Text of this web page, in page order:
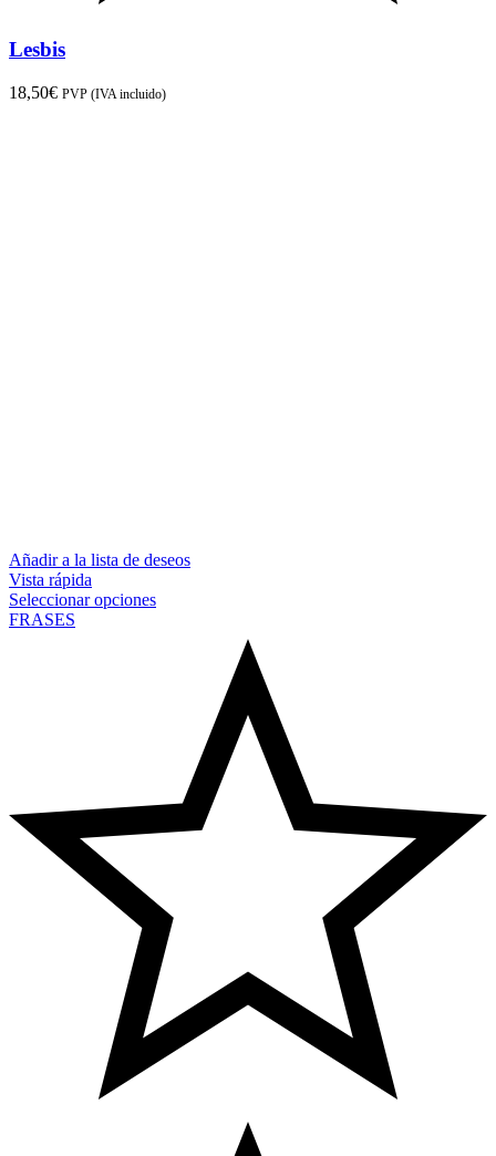
Lesbis
18,50€ PVP (IVA incluido)
Añadir a la lista de deseos
Vista rápida
Seleccionar opciones
FRASES